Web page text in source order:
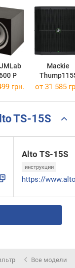
P
Mackie
грн. от 31 585
TS-15S
Alto TS-15S
инструкции
Все модели